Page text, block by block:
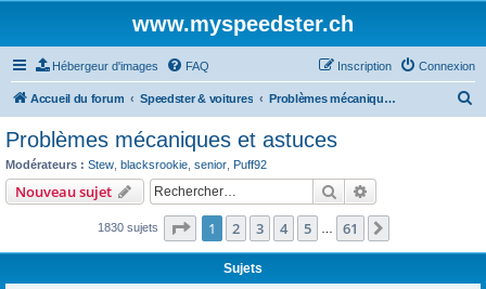
www.myspeedster.ch
Hébergeur d'images FAQ Connexion
Inscription
Accueil du forum Speedster & voitures Problèmes mécaniques et astuces
c
Problèmes mécaniques et astuces
Modérateurs : Stew blacksrookie senior Puff92
Nouveau sujet Rechercher
1830 sujets Page 1sur61
1 2 3 4 5 61
Sujets